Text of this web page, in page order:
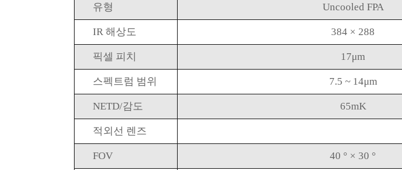
유형 Uncooled FPA
IR 해상도 384 × 288
픽셀 피치 17μm
스펙트럼 범위 7.5 ~ 14μm
NETD/감도 65mK
적외선 렌즈
FOV 40 ° × 30 °